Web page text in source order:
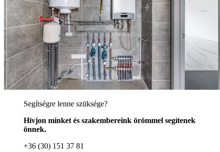
Segítségre lenne szüksége?
Hívjon minket és szakembereink örömmel segítenek
önnek.
+36 (30) 151 37 81